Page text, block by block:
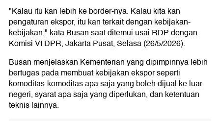
"Kalau itu kan lebih ke border-nya. Kalau kita kan
pengaturan ekspor, itu kan terkait dengan kebijakan-
kebijakan," kata Busan saat ditemui usai RDP dengan
Komisi VI DPR, Jakarta Pusat, Selasa (26/5/2026).
Busan menjelaskan Kementerian yang dipimpinnya lebih
bertugas pada membuat kebijakan ekspor seperti
komoditas-komoditas apa saja yang boleh dijual ke luar
negeri, syarat apa saja yang diperlukan, dan ketentuan
teknis lainnya.